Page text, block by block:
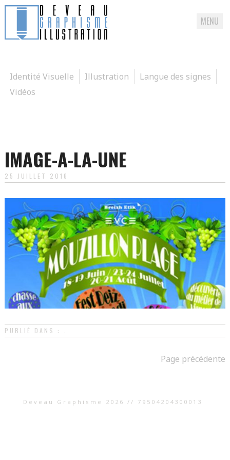
MENU
au
contenu
Identité Visuelle Illustration
Langue des signes
Vidéos
IMAGE-A-LA-UNE
25 JUILLET 2016
PUBLIÉ DANS : .
Page précédente
Deveau Graphisme 2026 // 79504204300013